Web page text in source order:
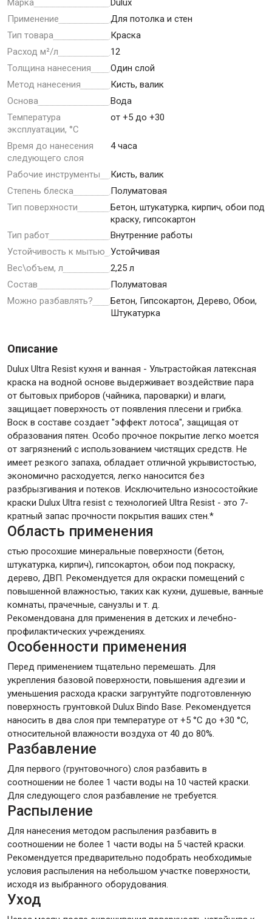
Марка
Dulux
Применение
Для потолка и стен
Тип товара
Краска
Расход м²/л
12
Толщина нанесения
Один слой
Метод нанесения
Кисть, валик
Основа
Вода
Температура
эксплуатации, °С
от +5 до +30
Время до нанесения
следующего слоя
4 часа
Рабочие инструменты
Кисть, валик
Степень блеска
Полуматовая
Тип поверхности
Бетон, штукатурка, кирпич, обои под
краску, гипсокартон
Тип работ
Внутренние работы
Устойчивость к мытью Устойчивая
Вес\объем, л
2,25 л
Состав
Полуматовая
Можно разбавлять?
Бетон, Гипсокартон, Дерево, Обои,
Штукатурка
Описание
Dulux Ultra Resist кухня и ванная - Ультрастойкая латексная
краска на водной основе выдерживает воздействие пара
от бытовых приборов (чайника, пароварки) и влаги,
защищает поверхность от появления плесени и грибка.
Воск в составе создает "эффект лотоса", защищая от
образования пятен. Особо прочное покрытие легко моется
от загрязнений с использованием чистящих средств. Не
имеет резкого запаха, обладает отличной укрывистостью,
экономично расходуется, легко наносится без
разбрызгивания и потеков. Исключительно износостойкие
краски Dulux Ultra resist с технологией Ultra Resist - это 7-
кратный запас прочности покрытия ваших стен.*
Область применения
стью просохшие минеральные поверхности (бетон,
штукатурка, кирпич), гипсокартон, обои под покраску,
дерево, ДВП. Рекомендуется для окраски помещений с
повышенной влажностью, таких как кухни, душевые, ванные
комнаты, прачечные, санузлы и т. д.
Рекомендована для применения в детских и лечебно-
профилактических учреждениях.
Особенности применения
Перед применением тщательно перемешать. Для
укрепления базовой поверхности, повышения адгезии и
уменьшения расхода краски загрунтуйте подготовленную
поверхность грунтовкой Dulux Bindo Base. Рекомендуется
наносить в два слоя при температуре от +5 °C до +30 °C,
относительной влажности воздуха от 40 до 80%.
Разбавление
Для первого (грунтовочного) слоя разбавить в
соотношении не более 1 части воды на 10 частей краски.
Для следующего слоя разбавление не требуется.
Распыление
Для нанесения методом распыления разбавить в
соотношении не более 1 части воды на 5 частей краски.
Рекомендуется предварительно подобрать необходимые
условия распыления на небольшом участке поверхности,
исходя из выбранного оборудования.
Уход
Ещё 2
Сантехника
Крепежи
Анкеры
Монтажные ленты
Канаты, шнуры
Всё для дома и сада
Товары для бани и сауны